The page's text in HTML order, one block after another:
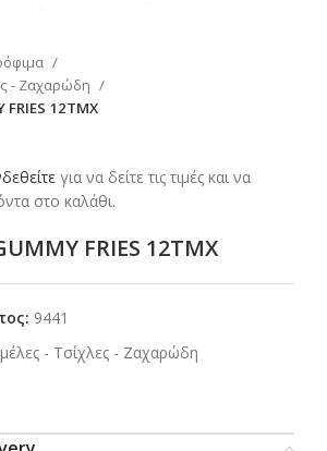
- Ζαχαρώδη
FRIES 12TMX
για να δείτε τις τιμές και να
στο καλάθι.
FRIES 12TMX
9441
- Τσίχλες - Ζαχαρώδη